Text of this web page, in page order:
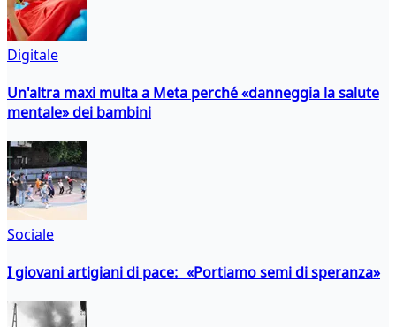
Digitale
Un'altra maxi multa a Meta perché «danneggia la salute
mentale» dei bambini
Sociale
I giovani artigiani di pace: «Portiamo semi di speranza»